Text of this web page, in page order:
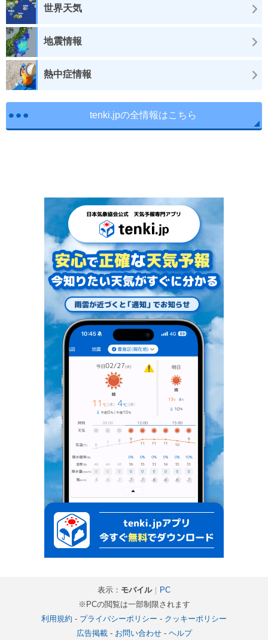
世界天気
地震情報
熱中症情報
tenki.jpの全情報はこちら
表示： モバイル｜ PC
※PCの閲覧は一部制限されます
利用規約 - プライバシーポリシー - クッキーポリシー
広告掲載- お問い合わせ- ヘルプ